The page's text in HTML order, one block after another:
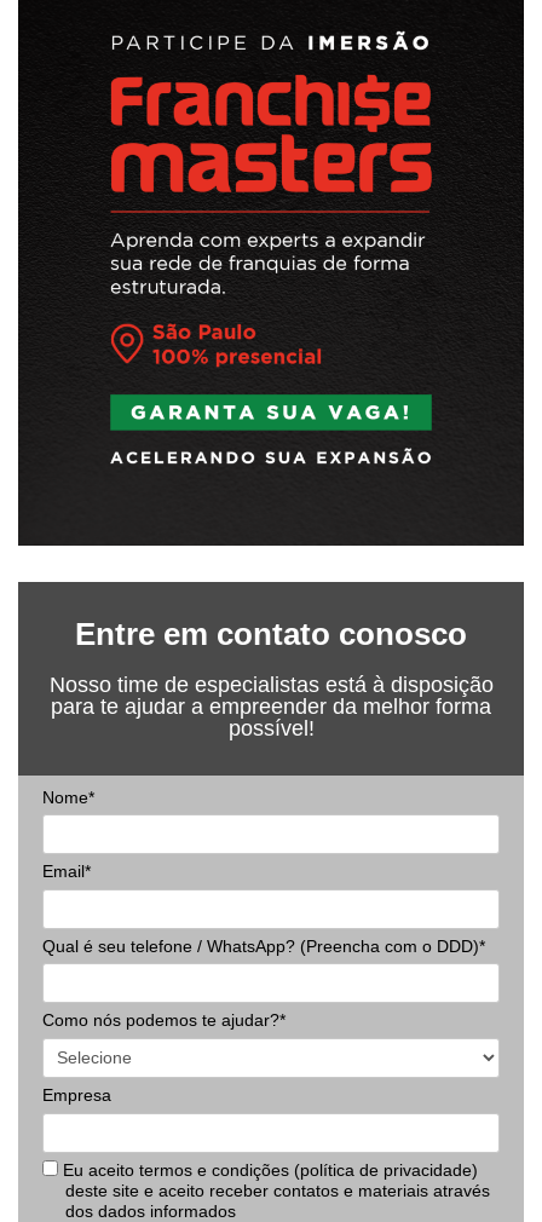
Entre em contato conosco
Nosso time de especialistas está à disposição
para te ajudar a empreender da melhor forma
possível!
Nome*
Email*
Qual é seu telefone / WhatsApp? (Preencha com o DDD)*
Como nós podemos te ajudar?*
Empresa
Eu aceito termos e condições (política de privacidade)
deste site e aceito receber contatos e materiais através
dos dados informados